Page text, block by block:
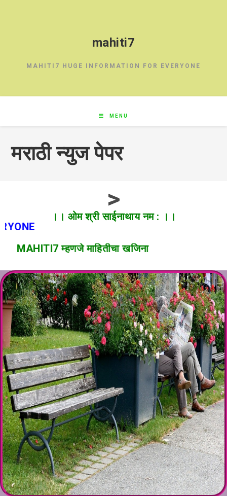
mahiti7
MAHITI7 HUGE INFORMATION FOR EVERYONE
MENU
मराठी न्युज पेपर
>
।। ओम श्री साईनाथाय नम : ।।
MAHITI7 म्हणजे माहितीचा खजिना